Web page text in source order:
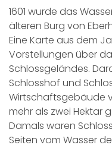
1601 wurde das
älteren Burg von
Eine Karte aus dem
Vorstellungen über
Schlossgeländes.
Schlosshof und
Wirtschaftsgebäude
mehr als zwei Hektar
Damals waren
Seiten vom Wasser